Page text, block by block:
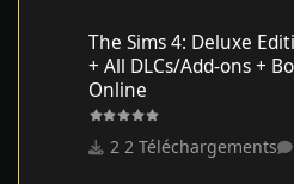
The Sims 4: Deluxe
+ All DLCs/Add-ons +
Online
2 Téléchargements